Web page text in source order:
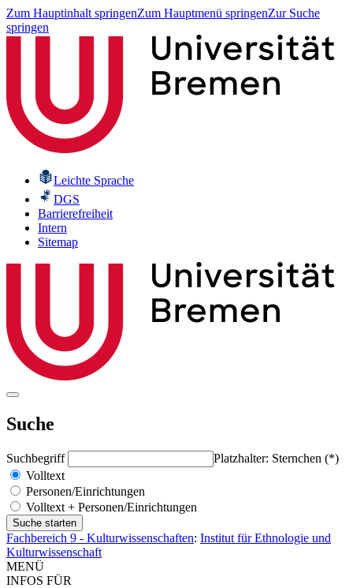
Zum Hauptinhalt springenZum Hauptmenü springenZur Suche
springen
Leichte Sprache
DGS
Barrierefreiheit
Intern
Sitemap
Suche
Suchbegriff
Platzhalter: Sternchen (*)
Volltext
Personen/Einrichtungen
Volltext + Personen/Einrichtungen
Fachbereich 9 - Kulturwissenschaften: Institut für Ethnologie und
Kulturwissenschaft
MENÜ
INFOS FÜR